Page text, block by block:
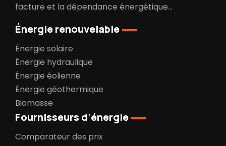
facture et la dépendance énergétique…
Énergie renouvelable
Énergie solaire
Énergie hydraulique
Énergie éolienne
Énergie géothermique
Biomasse
Fournisseurs d’énergie
Comparateur des prix